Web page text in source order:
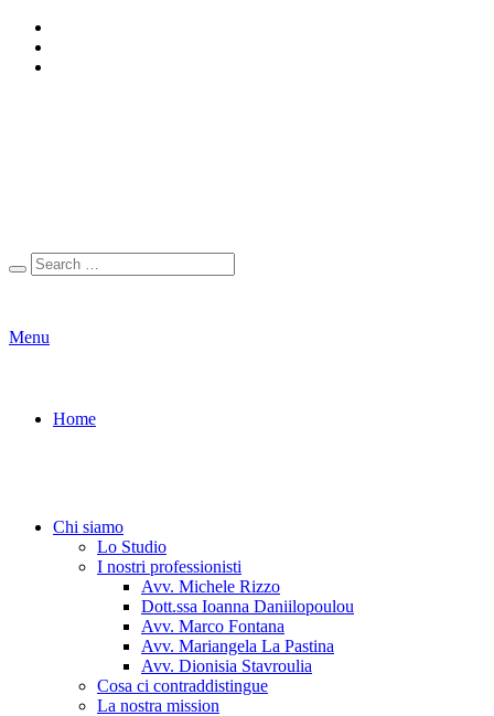
Menu
Home
Chi siamo
Lo Studio
I nostri professionisti
Avv. Michele Rizzo
Dott.ssa Ioanna Daniilopoulou
Avv. Marco Fontana
Avv. Mariangela La Pastina
Avv. Dionisia Stavroulia
Cosa ci contraddistingue
La nostra mission